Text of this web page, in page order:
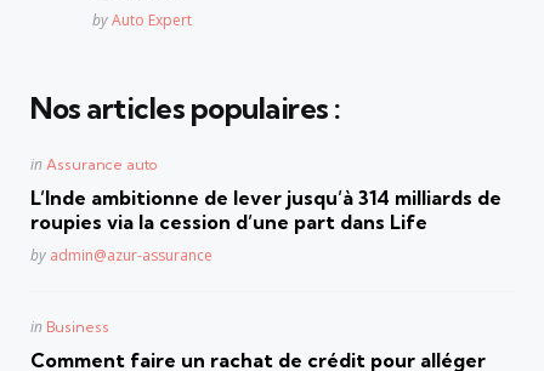
Posted
byAuto Expert
Nos articles populaires :
Posted
in Assurance auto
L’Inde ambitionne de lever jusqu’à 314 milliards de
roupies via la cession d’une part dans Life
Posted
by admin@azur-assurance
Posted
in Business
Comment faire un rachat de crédit pour alléger